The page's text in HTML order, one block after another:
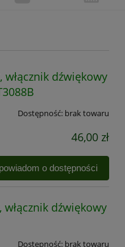
włącznik dźwiękowy
Dostępność: brak towaru
46,00 zł
powiadom o dostępności
włącznik dźwiękowy
Dostępność: brak towaru